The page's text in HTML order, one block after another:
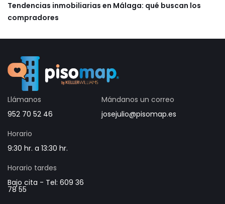
Tendencias inmobiliarias en Málaga: qué buscan los
compradores
Llámanos
952 70 52 46
Mándanos un correo
josejulio@pisomap.es
Horario
9:30 hr. a 13:30 hr.
Horario tardes
Bajo cita - Tel: 609 36
78 55